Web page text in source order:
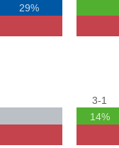
29%
3-1
14%